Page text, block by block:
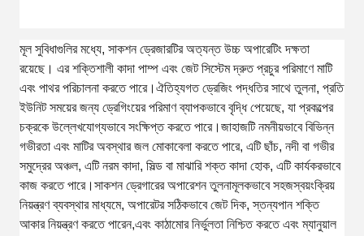
মূল সুবিধাগুলির মধ্যে, সাকশন ড্রেজারটির অত্যন্ত উচ্চ অপারেটিং দক্ষতা
রয়েছে। এর শক্তিশালী কাদা পাম্প এবং জেট সিস্টেম দ্রুত প্রচুর পরিমাণে মাটি
এবং পাথর পরিচালনা করতে পারে।ঐতিহ্যগত ড্রেজিং পদ্ধতির সাথে তুলনা, প্রতি
ইউনিট সময়ের জন্য ড্রেগিংয়ের পরিমাণ ব্যাপকভাবে বৃদ্ধি পেয়েছে, যা প্রকল্পের
চক্রকে উল্লেখযোগ্যভাবে সংক্ষিপ্ত করতে পারে।জাহাজটি নমনীয়ভাবে বিভিন্ন
গভীরতা এবং মাটির অবস্থার জল মোকাবেলা করতে পারে, এটি ছাঁচ, নদী বা গভীর
সমুদ্রের অঞ্চল, এটি নরম কাদা, সিল্ড বা মাঝারি শক্ত কাদা হোক, এটি কার্যকরভাবে
কাজ করতে পারে।সাকশন ড্রেগারের অপারেশন তুলনামূলকভাবে সহজস্বয়ংক্রিয়
নিয়ন্ত্রণ ব্যবস্থার মাধ্যমে, অপারেটর সঠিকভাবে জেট দিক, স্তন্যপান শক্তি
আকার নিয়ন্ত্রণ করতে পারেন,এবং কাঠামোর নির্ভুলতা নিশ্চিত করতে এবং ম্যানুয়াল